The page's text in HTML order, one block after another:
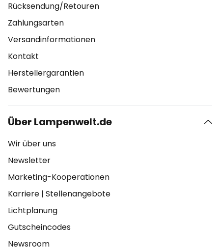
Rücksendung/Retouren
Zahlungsarten
Versandinformationen
Kontakt
Herstellergarantien
Bewertungen
Über Lampenwelt.de
Wir über uns
Newsletter
Marketing-Kooperationen
Karriere | Stellenangebote
Lichtplanung
Gutscheincodes
Newsroom